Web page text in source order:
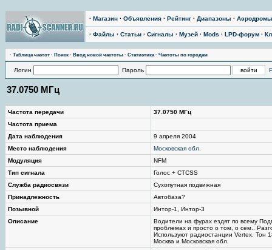
· Магазин · Объявления · Рейтинг · Диапазоны · Аэродромы
· Файлы · Статьи · Сигналы · Музей · Mods · LPD-форум ·
· Таблица частот · Поиск · Ввод новой частоты · Статистика· Частоты по городам
Логин Пароль
37.0750 МГц
Частота передачи
37.0750 МГц
Частота приема
Дата наблюдения
9 апреля 2004
Место наблюдения
Московская обл.
Модуляция
NFM
Тип сигнала
Голос + CTCSS
Служба радиосвязи
Сухопутная подвижная
Принадлежность
Автобаза?
Позывной
Интор-1, Интор-3
Описание
Водители на фурах ездят по всему
проблемах и просто о том, о сем..
Используют радиостанции Vertex. Тон
Москва и Московская обл.